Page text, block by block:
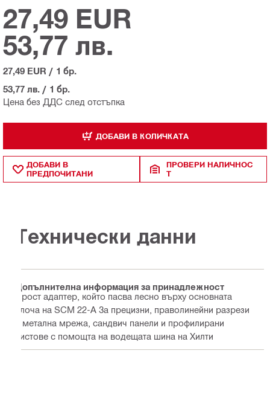
Цена без ДДС след отстъпка
27,49 EUR
53,77 лв.
27,49 EUR / 1 бр.
53,77 лв. / 1 бр.
ДОБАВИ В КОЛИЧКАТА
ДОБАВИ В
ПРЕДПОЧИТАНИ
ПРОВЕРИ НАЛИЧНОС
Т
Технически данни
Допълнителна информация за принадлежност
Прост адаптер, който пасва лесно върху основната
плоча на SCM 22-A За прецизни, праволинейни разрези
в метална мрежа, сандвич панели и профилирани
листове с помощта на водещата шина на Хилти